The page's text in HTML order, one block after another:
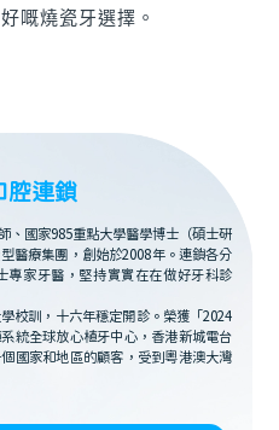
嘅燒瓷牙選擇。
腔連鎖
、國家985重點大學醫學博士（碩士研
醫療集團，創始於2008年。連鎖各分
專家牙醫，堅持實實在在做好牙科診
校訓，十六年穩定開診。榮獲「2024
統全球放心植牙中心，香港新城電台
國家和地區的顧客，受到粵港澳大灣